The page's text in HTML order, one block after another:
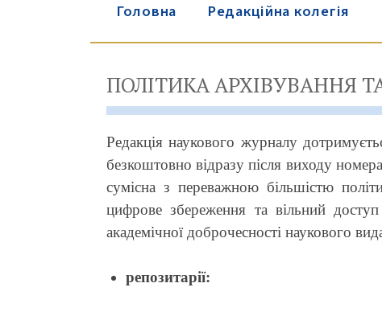
Головна Редакційна колегія
ПОЛІТИКА АРХІВУВАННЯ
Редакція наукового журналу
безкоштовно відразу після виходу
сумісна з переважною більшістю
цифрове збереження та вільний
академічної доброчесності наукового
репозитарії: